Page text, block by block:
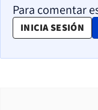
Para comentar
INICIA SESIÓN